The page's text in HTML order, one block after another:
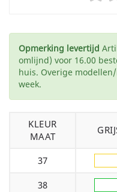
Opmerking levertijd
omlijnd) voor 16.00
huis. Overige
week.
KLEUR
MAAT
37
38